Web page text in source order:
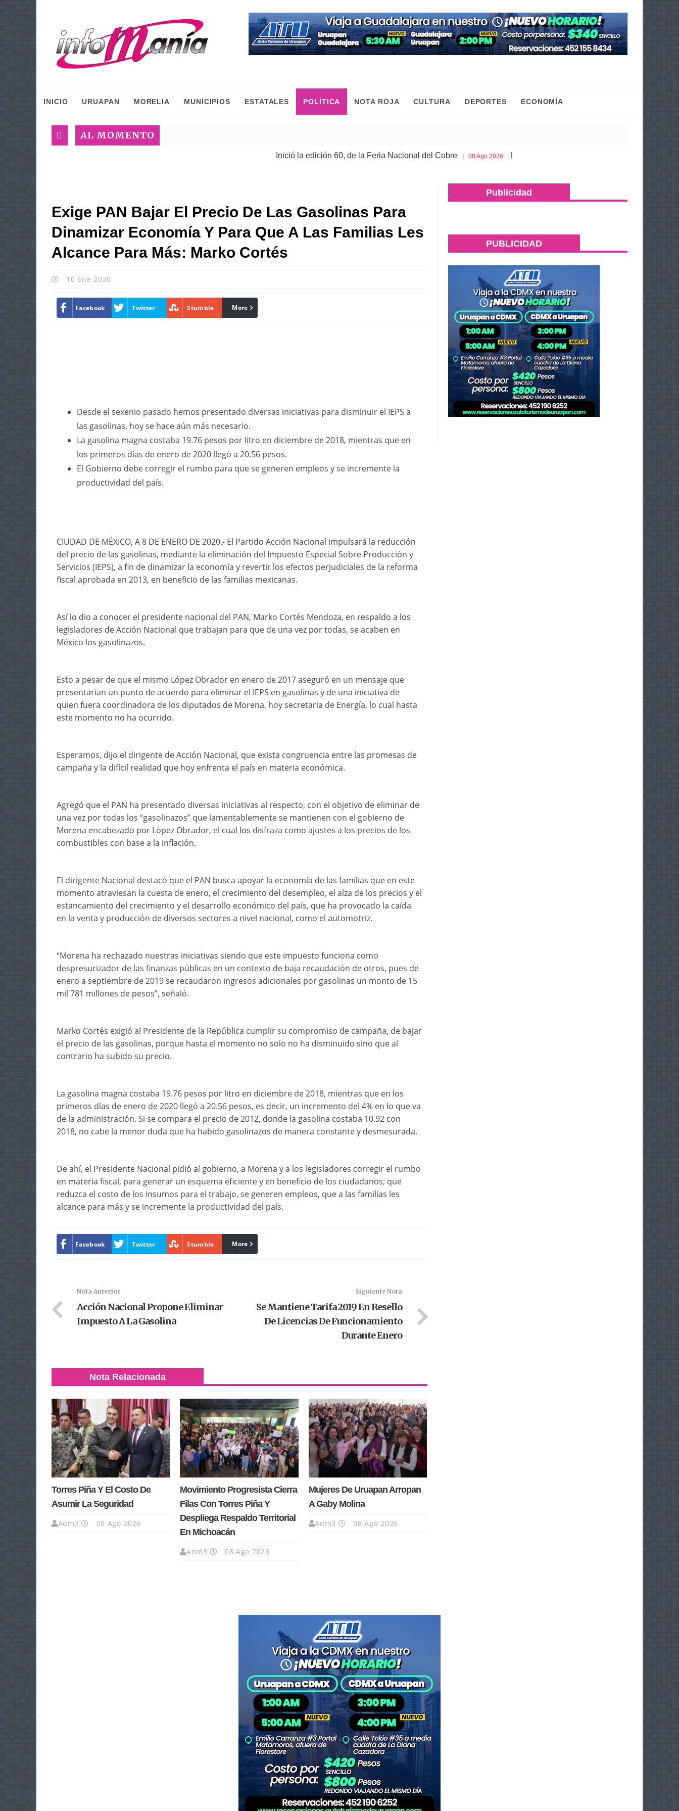
INICIO URUAPAN MORELIA MUNICIPIOS ESTATALES POLÍTICA NOTA ROJA CULTURA DEPORTES ECONOMÍA
AL MOMENTO
Inició la edición 60, de la Feria Nacional del Cobre| 08 Ago 2026 Esto es lo que debes llevar en la cajuela para viajar
Exige PAN Bajar El Precio De Las Gasolinas Para
Dinamizar Economía Y Para Que A Las Familias Les
Alcance Para Más: Marko Cortés
10 Ene 2020
Facebook Twitter Stumble linkedin
More
Desde el sexenio pasado hemos presentado diversas iniciativas para disminuir el IEPS a
las gasolinas, hoy se hace aún más necesario.
La gasolina magna costaba 19.76 pesos por litro en diciembre de 2018, mientras que en
los primeros días de enero de 2020 llegó a 20.56 pesos.
El Gobierno debe corregir el rumbo para que se generen empleos y se incremente la
productividad del país.
CIUDAD DE MÉXICO, A 8 DE ENERO DE 2020.- El Partido Acción Nacional impulsará la reducción
del precio de las gasolinas, mediante la eliminación del Impuesto Especial Sobre Producción y
Servicios (IEPS), a fin de dinamizar la economía y revertir los efectos perjudiciales de la reforma
fiscal aprobada en 2013, en beneficio de las familias mexicanas.
Así lo dio a conocer el presidente nacional del PAN, Marko Cortés Mendoza, en respaldo a los
legisladores de Acción Nacional que trabajan para que de una vez por todas, se acaben en
México los gasolinazos.
Esto a pesar de que el mismo López Obrador en enero de 2017 aseguró en un mensaje que
presentarían un punto de acuerdo para eliminar el IEPS en gasolinas y de una iniciativa de
quien fuera coordinadora de los diputados de Morena, hoy secretaria de Energía, lo cual hasta
este momento no ha ocurrido.
Esperamos, dijo el dirigente de Acción Nacional, que exista congruencia entre las promesas de
campaña y la difícil realidad que hoy enfrenta el país en materia económica.
Agregó que el PAN ha presentado diversas iniciativas al respecto, con el objetivo de eliminar de
una vez por todas los “gasolinazos” que lamentablemente se mantienen con el gobierno de
Morena encabezado por López Obrador, el cual los disfraza como ajustes a los precios de los
combustibles con base a la inflación.
El dirigente Nacional destacó que el PAN busca apoyar la economía de las familias que en este
momento atraviesan la cuesta de enero, el crecimiento del desempleo, el alza de los precios y el
estancamiento del crecimiento y el desarrollo económico del país, que ha provocado la caída
en la venta y producción de diversos sectores a nivel nacional, como el automotriz.
“Morena ha rechazado nuestras iniciativas siendo que este impuesto funciona como
despresurizador de las finanzas públicas en un contexto de baja recaudación de otros, pues de
enero a septiembre de 2019 se recaudaron ingresos adicionales por gasolinas un monto de 15
mil 781 millones de pesos”, señaló.
Marko Cortés exigió al Presidente de la República cumplir su compromiso de campaña, de bajar
el precio de las gasolinas, porque hasta el momento no solo no ha disminuido sino que al
contrario ha subido su precio.
La gasolina magna costaba 19.76 pesos por litro en diciembre de 2018, mientras que en los
primeros días de enero de 2020 llegó a 20.56 pesos, es decir, un incremento del 4% en lo que va
de la administración. Si se compara el precio de 2012, donde la gasolina costaba 10.92 con
2018, no cabe la menor duda que ha habido gasolinazos de manera constante y desmesurada.
De ahí, el Presidente Nacional pidió al gobierno, a Morena y a los legisladores corregir el rumbo
en materia fiscal, para generar un esquema eficiente y en beneficio de los ciudadanos; que
reduzca el costo de los insumos para el trabajo, se generen empleos, que a las familias les
alcance para más y se incremente la productividad del país.
Facebook Twitter Stumble linkedin
More
Nota Anterior
Acción Nacional Propone Eliminar
Impuesto A La Gasolina
Siguiente Nota
Se Mantiene Tarifa 2019 En Resello
De Licencias De Funcionamiento
Durante Enero
Nota Relacionada
Torres Piña Y El Costo De
Asumir La Seguridad
Adm3 08 Ago 2026
Movimiento Progresista Cierra
Filas Con Torres Piña Y
Despliega Respaldo Territorial
En Michoacán
Adm3 08 Ago 2026
Mujeres De Uruapan Arropan
A Gaby Molina
Adm3 08 Ago 2026
Publicidad
PUBLICIDAD